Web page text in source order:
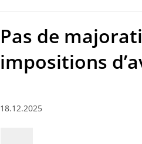
Pas de
impositions
18.12.2025